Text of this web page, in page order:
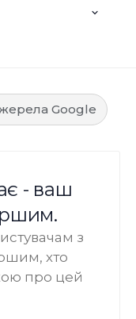
Google
- ваш
з
хто
про цей